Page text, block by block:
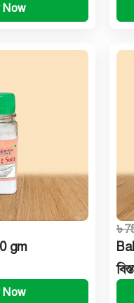
Now
gm
Now
৳